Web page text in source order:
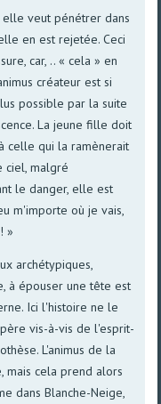
veut pénétrer dans
en est rejetée. Ceci
car, .. « cela » en
créateur est si
possible par la suite
La jeune fille doit
celle qui la ramènerait
ciel, malgré
le danger, elle est
m'importe où je vais,
»
archétypiques,
à épouser une tête est
Ici l'histoire ne le
vis-à-vis de l'esprit-
L'animus de la
mais cela prend alors
dans Blanche-Neige,